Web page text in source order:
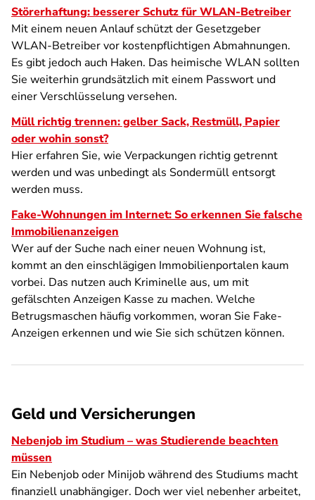
Störerhaftung: besserer Schutz für WLAN-Betreiber
Mit einem neuen Anlauf schützt der Gesetzgeber
WLAN-Betreiber vor kostenpflichtigen Abmahnungen.
Es gibt jedoch auch Haken. Das heimische WLAN sollten
Sie weiterhin grundsätzlich mit einem Passwort und
einer Verschlüsselung versehen.
Müll richtig trennen: gelber Sack, Restmüll, Papier
oder wohin sonst?
Hier erfahren Sie, wie Verpackungen richtig getrennt
werden und was unbedingt als Sondermüll entsorgt
werden muss.
Fake-Wohnungen im Internet: So erkennen Sie falsche
Immobilienanzeigen
Wer auf der Suche nach einer neuen Wohnung ist,
kommt an den einschlägigen Immobilienportalen kaum
vorbei. Das nutzen auch Kriminelle aus, um mit
gefälschten Anzeigen Kasse zu machen. Welche
Betrugsmaschen häufig vorkommen, woran Sie Fake-
Anzeigen erkennen und wie Sie sich schützen können.
Geld und Versicherungen
Nebenjob im Studium – was Studierende beachten
müssen
Ein Nebenjob oder Minijob während des Studiums macht
finanziell unabhängiger. Doch wer viel nebenher arbeitet,